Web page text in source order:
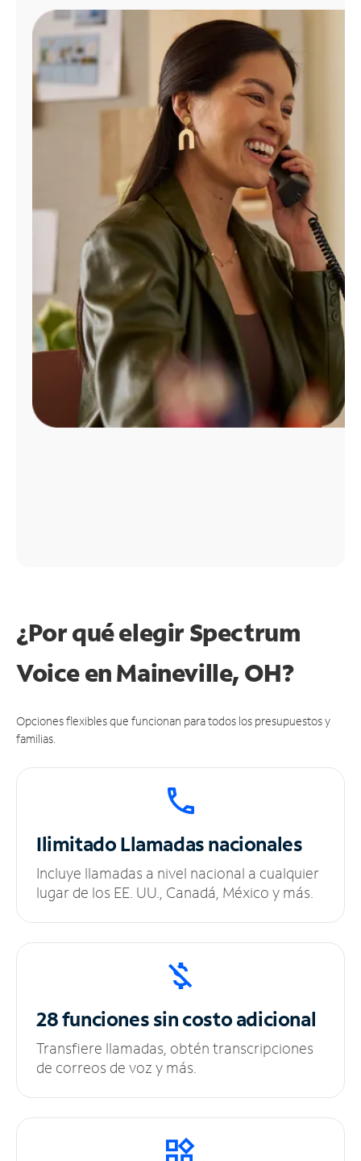
Administrar
cuenta
Encuentra
tienda
¿Por qué elegir Spectrum
Voice en Maineville, OH?
Opciones flexibles que funcionan para todos los presupuestos y
familias.
IlimitadoLlamadas nacionales
Incluye llamadas a nivel nacional a cualquier
lugar de los EE. UU., Canadá, México y más.
28 funciones sincosto adicional
Transfiere llamadas, obtén transcripciones
de correos de voz y más.